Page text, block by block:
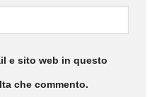
e sito web in questo
che commento.